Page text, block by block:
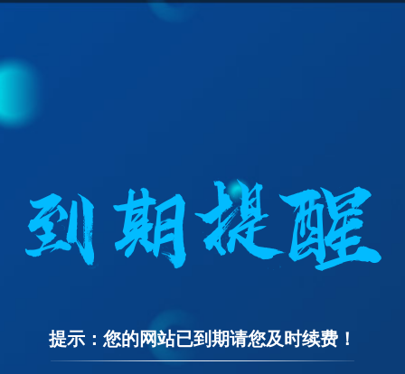
提示：您的网站已到期请您及时续费！